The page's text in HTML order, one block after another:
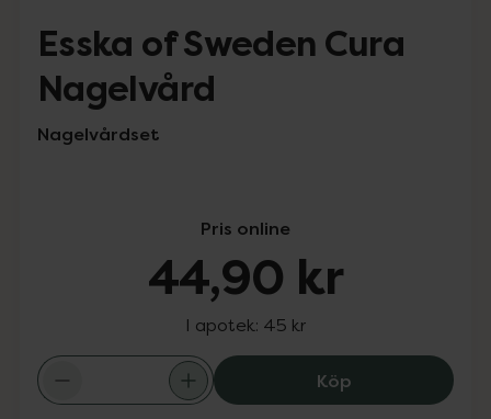
Esska of Sweden Cura
Nagelvård
Nagelvårdset
Pris online
44,90 kr
I apotek: 45 kr
KöpEsska of